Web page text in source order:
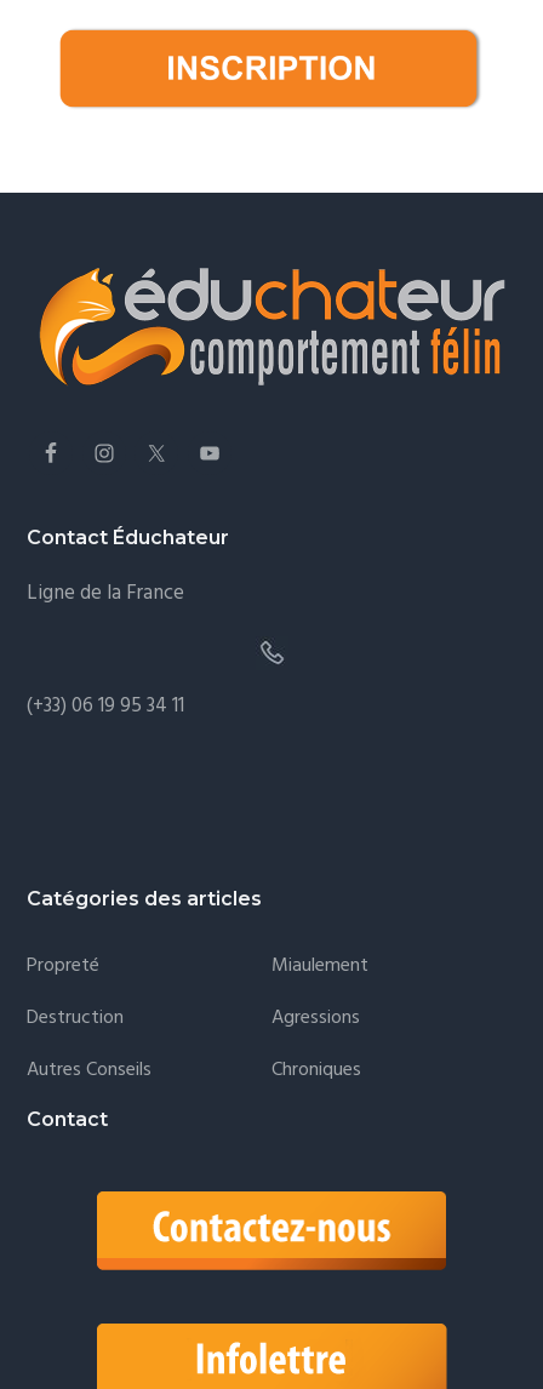
Footer
Contact Éduchateur
Ligne de la France
(+33) 06 19 95 34 11
Catégories des articles
Propreté
Miaulement
Destruction
Agressions
Autres Conseils
Chroniques
Contact